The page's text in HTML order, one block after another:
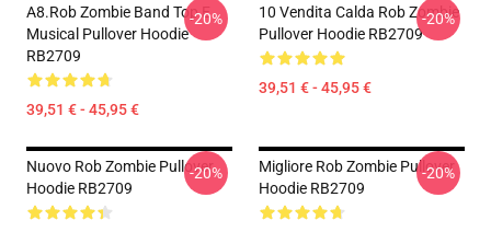
A8.rob Zombie Band Top E
Musical Pullover Hoodie
RB2709
39,51 € - 45,95 €
-20%
10 Vendita Calda Rob Zombie
Pullover Hoodie RB2709
39,51 € - 45,95 €
-20%
Nuovo Rob Zombie Pullover
Hoodie RB2709
-20%
Migliore Rob Zombie Pullover
Hoodie RB2709
-20%